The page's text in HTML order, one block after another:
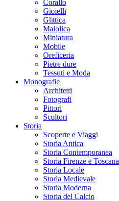
Corallo
Gioielli
Glittica
Maiolica
Miniatura
Mobile
Oreficeria
Pietre dure
Tessuti e Moda
Monografie
Architetti
Fotografi
Pittori
Scultori
Storia
Scoperte e Viaggi
Storia Antica
Storia Contemporanea
Storia Firenze e Toscana
Storia Locale
Storia Medievale
Storia Moderna
Storia del Calcio